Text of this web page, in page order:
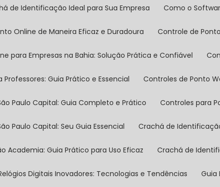
de Identificação Ideal para Sua Empresa Como o
Online de Maneira Eficaz e Duradoura Controle de
para Empresas na Bahia: Solução Prática e Confiável
Professores: Guia Prático e Essencial Controles de Ponto
Paulo Capital: Guia Completo e Prático Controles para
Paulo Capital: Seu Guia Essencial Crachá de
Academia: Guia Prático para Uso Eficaz Crachá de
Digitais Inovadores: Tecnologias e Tendências